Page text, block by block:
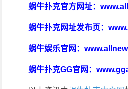
蜗牛扑克官方网址：
蜗牛扑克网址发布页：
蜗牛娱乐官网：
蜗牛扑克GG官网：